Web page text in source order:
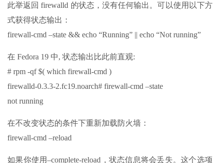
此举返回 firewalld 的状态，没有任何输出。可以使用以下方
式获得状态输出：
firewall-cmd –state && echo “Running” || echo “Not running”
在 Fedora 19 中, 状态输出比此前直观:
# rpm -qf $( which firewall-cmd )
firewalld-0.3.3-2.fc19.noarch# firewall-cmd –state
not running
在不改变状态的条件下重新加载防火墙：
firewall-cmd –reload
如果你使用–complete-reload，状态信息将会丢失。这个选项